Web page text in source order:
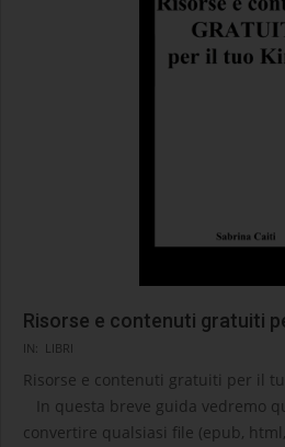
Risorse e contenuti gratuiti
2022-
06-
IN: LIBRI
Risorse e contenuti gratuiti per il
In questa breve guida vedremo
convertire qualsiasi file (epub,